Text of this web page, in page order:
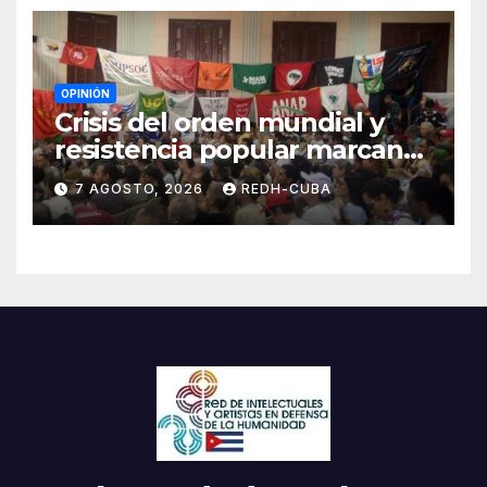
OPINIÓN
Crisis del orden mundial y
resistencia popular marcan
el inicio de la IV Asamblea
Continental de ALBA
Movimientos en Cuba
7 AGOSTO, 2026 REDH-CUBA